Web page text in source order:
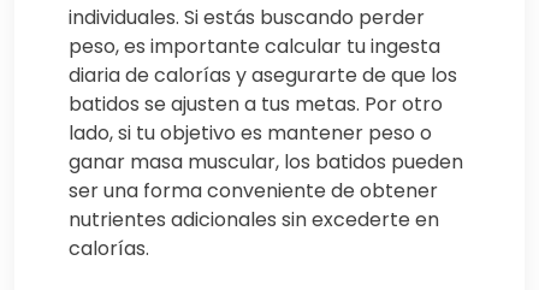
individuales. Si estás buscando perder
peso, es importante calcular tu ingesta
diaria de calorías y asegurarte de que los
batidos se ajusten a tus metas. Por otro
lado, si tu objetivo es mantener peso o
ganar masa muscular, los batidos pueden
ser una forma conveniente de obtener
nutrientes adicionales sin excederte en
calorías.